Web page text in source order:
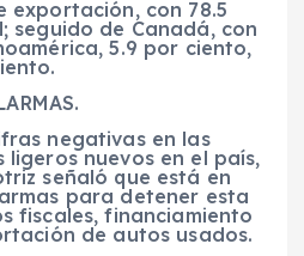
exportación, con 78.5
seguido de Canadá, con
5.9 por ciento,
negativas en las
ligeros nuevos en el país,
señaló que está en
para detener esta
fiscales, financiamiento
de autos usados.